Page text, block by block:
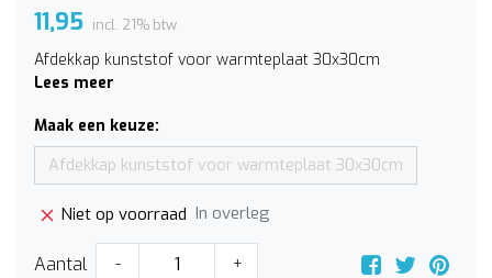
11,95 incl. 21% btw
Afdekkap kunststof voor warmteplaat 30x30cm
Lees meer
Maak een keuze:
Afdekkap kunststof voor warmteplaat 30x30cm
Niet op voorraad In overleg
Aantal - +